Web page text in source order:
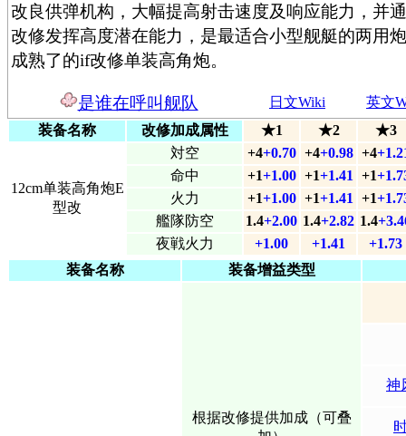
改良供弹机构，大幅提高射击速度及响应能力，并
改修发挥高度潜在能力，是最适合小型舰艇的两用
成熟了的if改修单装高角炮。
是谁在呼叫舰队 日文Wiki
英文
装备名称
改修加成属性 ★1 ★2 ★3
12cm单装高角炮E
型改
対空 +4+0.70 +4+0.98 +4
命中
+1+1.00 +1+1.41 +1
火力
+1+1.00 +1+1.41 +1
艦隊防空
1.4+2.00 1.4+2.82 1.4
夜戦火力
+1.00 +1.41
+1.73
装备名称
装备增益类型
根据改修提供加成（可叠
神